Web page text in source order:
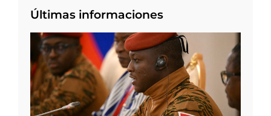
Últimas informaciones